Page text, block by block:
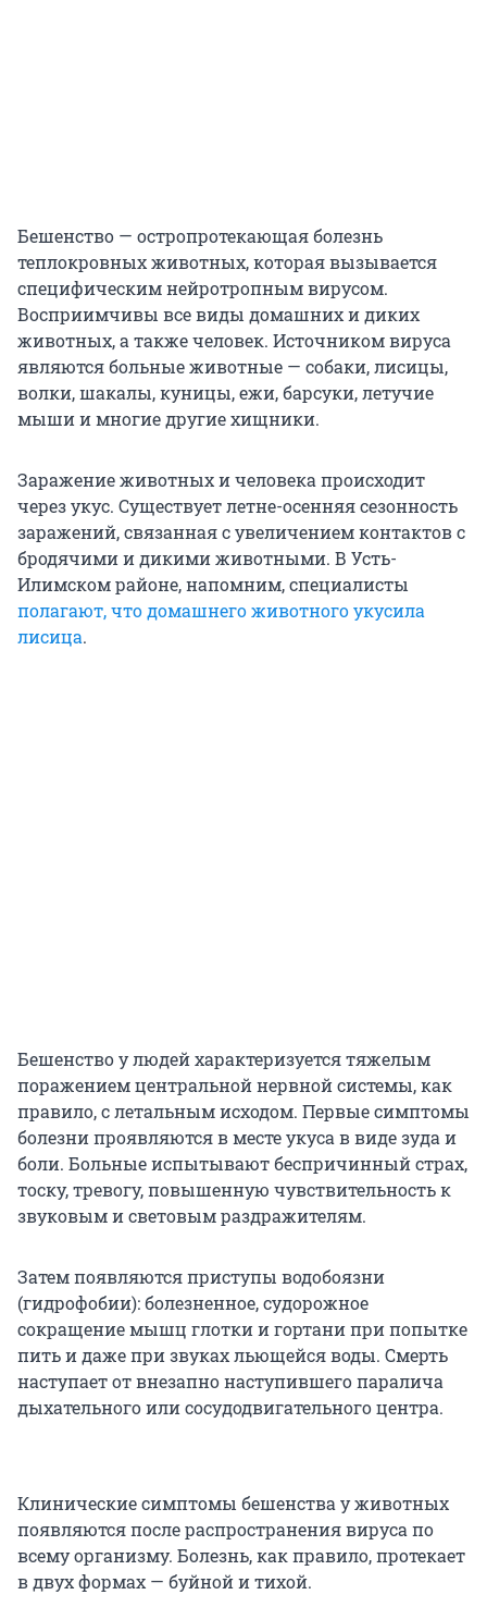
Бешенство — остропротекающая болезнь
теплокровных животных, которая вызывается
специфическим нейротропным вирусом.
Восприимчивы все виды домашних и диких
животных, а также человек. Источником вируса
являются больные животные — собаки, лисицы,
волки, шакалы, куницы, ежи, барсуки, летучие
мыши и многие другие хищники.
Заражение животных и человека происходит
через укус. Существует летне-осенняя сезонность
заражений, связанная с увеличением контактов с
бродячими и дикими животными. В Усть-
Илимском районе, напомним, специалисты
полагают, что домашнего животного укусила
лисица.
Бешенство у людей характеризуется тяжелым
поражением центральной нервной системы, как
правило, с летальным исходом. Первые симптомы
болезни проявляются в месте укуса в виде зуда и
боли. Больные испытывают беспричинный страх,
тоску, тревогу, повышенную чувствительность к
звуковым и световым раздражителям.
Затем появляются приступы водобоязни
(гидрофобии): болезненное, судорожное
сокращение мышц глотки и гортани при попытке
пить и даже при звуках льющейся воды. Смерть
наступает от внезапно наступившего паралича
дыхательного или сосудодвигательного центра.
Клинические симптомы бешенства у животных
появляются после распространения вируса по
всему организму. Болезнь, как правило, протекает
в двух формах — буйной и тихой.